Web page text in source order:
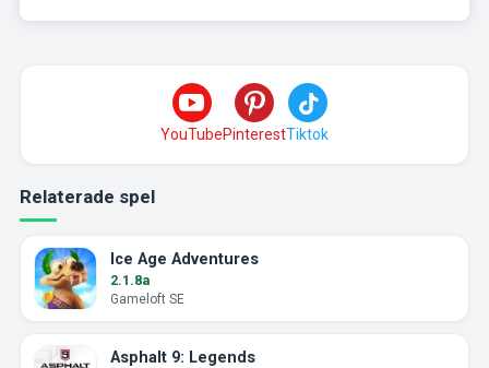
YouTubePinterestTiktok
Relaterade spel
Ice Age Adventures
2.1.8a
Gameloft SE
Asphalt 9: Legends